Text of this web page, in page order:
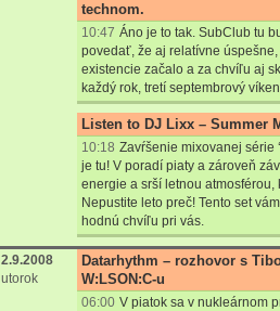
technom.
10:47 Áno je to tak. SubClub tu
povedať, že aj relatívne
existencie začalo a za chvíľu aj
každý rok, tretí septembrový
Listen to DJ Lixx – Summer
10:18 Zavŕšenie mixovanej série
je tu! V poradí piaty a zároveň
energie a srší letnou
Nepustite leto preč! Tento set
hodnú chvíľu pri vás.
2.9.2008
utorok
Datarhythm – rozhovor s
W:LSON:C-u
06:00 V piatok sa v nukleárnom